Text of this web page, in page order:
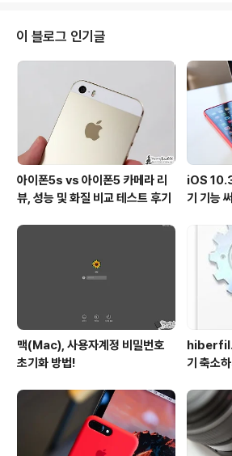
에서 찾을 수 있는 매장을 살펴보니 대구에는 LG베스트
서대구본점과 황금본점에서 참여를 할 수 있는 듯 하더군
요. 그래서 직접 찾아 봤습니다. 저는 앞서 말한 두 매장
운데 서대구본점을 찾았는데요. 아무래도 주말에 막 매
문을 연 시점인데다가 비가 억수같이 쏟아지는 상황이라
그런지 손님은 별로 없더군요...
이 블로그 인기글
아이폰5s vs 아이폰5 카메라 리
뷰, 성능 및 화질 비교 테스트 후기
iOS
기 기능
맥(Mac), 사용자계정 비밀번호
초기화 방법!
기 축소하